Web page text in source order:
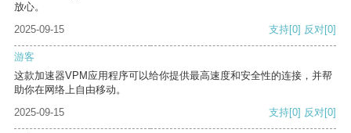
放心。
2025-09-15
支持[0] 反对[0]
游客
这款加速器VPM应用程序可以给你提供最高速度和安全性的连接，并帮
助你在网络上自由移动。
2025-09-15
支持[0] 反对[0]